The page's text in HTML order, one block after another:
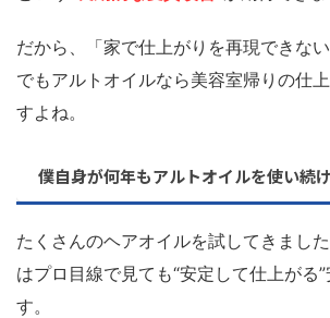
だから、「家で仕上がりを再現できな
でもアルトオイルなら美容室帰りの仕
すよね。
僕自身が何年もアルトオイルを使い続
たくさんのヘアオイルを試してきまし
はプロ目線で見ても“安定して仕上がる
す。